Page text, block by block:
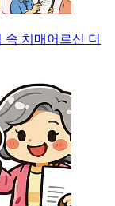
치매어르신 더